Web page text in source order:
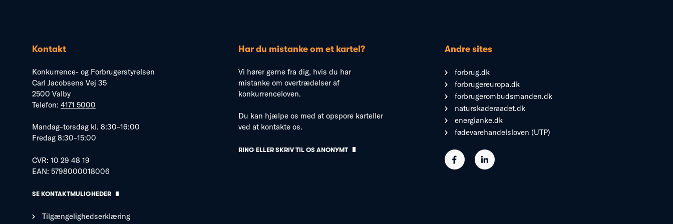
Kontakt
Konkurrence- og Forbrugerstyrelsen
Carl Jacobsens Vej 35
2500 Valby
Telefon: 4171 5000
Mandag–torsdag kl. 8:30–16:00
Fredag 8:30–15:00
CVR: 10 29 48 19
EAN: 5798000018006
SE KONTAKTMULIGHEDER
Tilgængelighedserklæring
Har du mistanke om et kartel?
Vi hører gerne fra dig, hvis du har
mistanke om overtrædelser af
konkurrenceloven.
Du kan hjælpe os med at opspore karteller
ved at kontakte os.
RING ELLER SKRIV TIL OS ANONYMT
Andre sites
forbrug.dk
forbrugereuropa.dk
forbrugerombudsmanden.dk
naturskaderaadet.dk
energianke.dk
fødevarehandelsloven (UTP)